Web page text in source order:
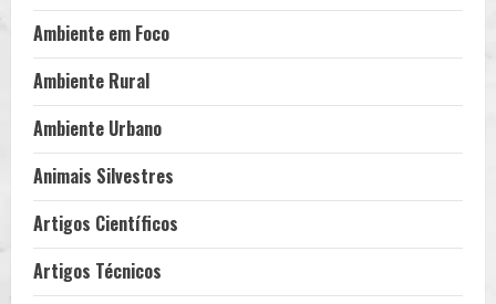
Ambiente em Foco
Ambiente Rural
Ambiente Urbano
Animais Silvestres
Artigos Científicos
Artigos Técnicos